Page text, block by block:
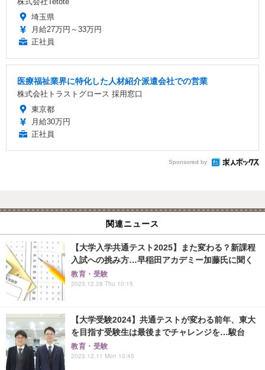
埼玉県
月給27万円～33万円
正社員
医療福祉業界に特化した人材紹介派遣会社での営業
株式会社トラストグロース 採用窓口
東京都
月給30万円
正社員
Sponsored by
関連ニュース
【大学入学共通テスト2025】また変わる？新課程
入試への挑み方…早稲田アカデミー加藤氏に聞く
教育・受験
2023.12.28 Thu 10:15
【大学受験2024】共通テストが変わる前年、東大
を目指す受験生は最後までチャレンジを…駿台
教育・受験
2023.12.11 Mon 10:45